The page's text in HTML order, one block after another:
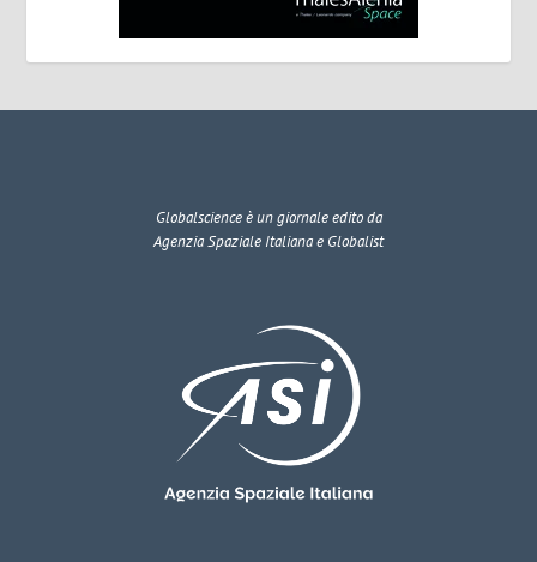
Globalscienceè un giornale edito da
Agenzia Spaziale Italiana e Globalist